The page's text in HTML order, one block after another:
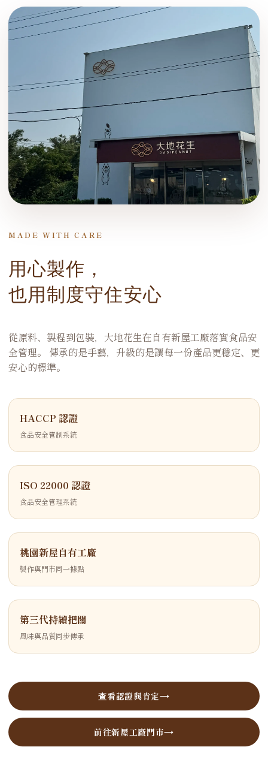
MADE WITH CARE
用心製作，
也用制度守住安心
從原料、製程到包裝，大地花生在自有新屋工廠落實食品安
全管理。 傳承的是手藝，升級的是讓每一份產品更穩定、更
安心的標準。
HACCP 認證
食品安全管制系統
ISO 22000 認證
食品安全管理系統
桃園新屋自有工廠
製作與門市同一據點
第三代持續把關
風味與品質同步傳承
查看認證與肯定
前往新屋工廠門市